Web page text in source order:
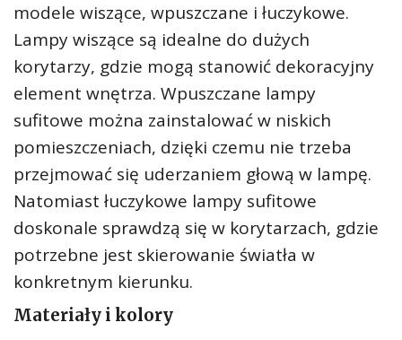
modele wiszące, wpuszczane i łuczykowe.
Lampy wiszące są idealne do dużych
korytarzy, gdzie mogą stanowić dekoracyjny
element wnętrza. Wpuszczane lampy
sufitowe można zainstalować w niskich
pomieszczeniach, dzięki czemu nie trzeba
przejmować się uderzaniem głową w lampę.
Natomiast łuczykowe lampy sufitowe
doskonale sprawdzą się w korytarzach, gdzie
potrzebne jest skierowanie światła w
konkretnym kierunku.
Materiały i kolory